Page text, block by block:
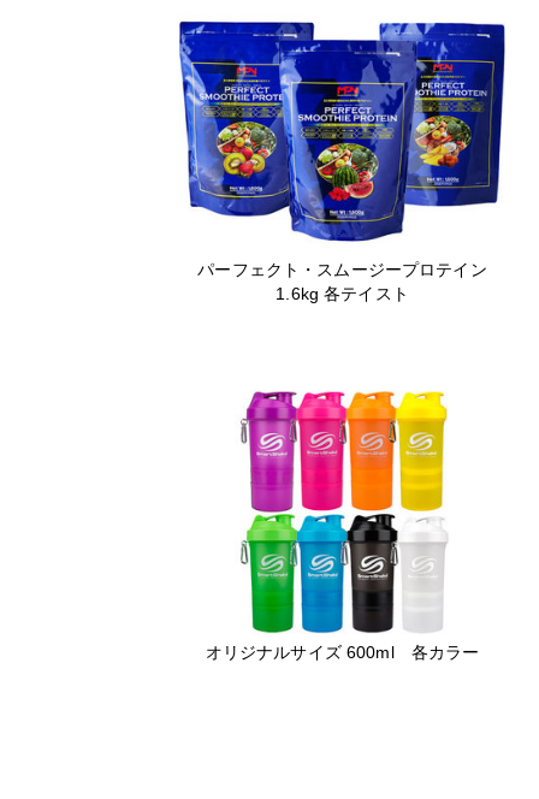
パーフェクト・スムージープロテイン
1.6kg 各テイスト
オリジナルサイズ 600ml 各カラー